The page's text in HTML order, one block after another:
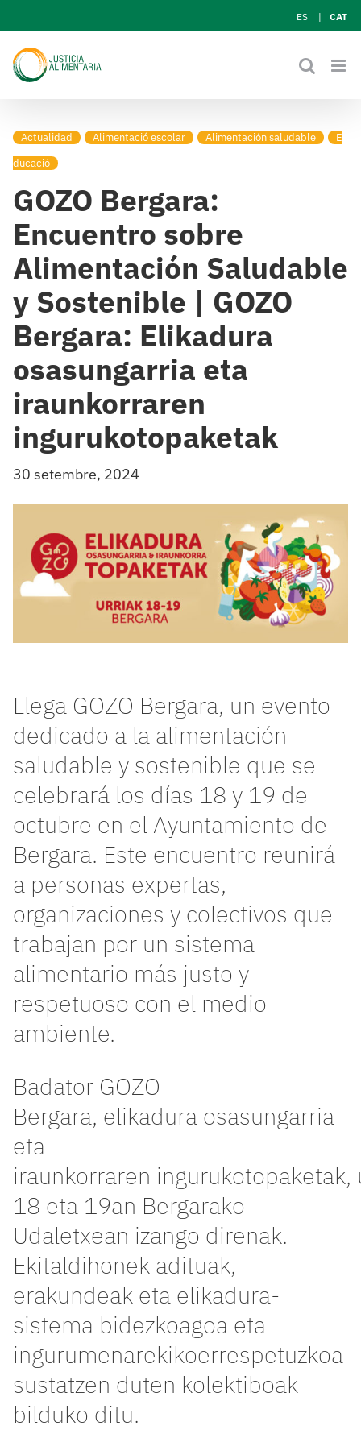
to
content
ES CAT
Actualidad Alimentació escolar Alimentación saludable
E
ducació
GOZO Bergara:
Encuentro sobre
Alimentación Saludable
y Sostenible | GOZO
Bergara: Elikadura
osasungarria eta
iraunkorraren
ingurukotopaketak
30 setembre, 2024
Llega GOZO Bergara, un evento
dedicado a la alimentación
saludable y sostenible que se
celebrará los días 18 y 19 de
octubre en el Ayuntamiento de
Bergara. Este encuentro reunirá
a personas expertas,
organizaciones y colectivos que
trabajan por un sistema
alimentario más justo y
respetuoso con el medio
ambiente.
BadatorGOZO
Bergara, elikadura osasungarria
eta
iraunkorraren ingurukotopaketak,
18 eta 19an Bergarako
Udaletxean izango direnak.
Ekitaldihonek adituak,
erakundeaketa elikadura-
sistema bidezkoagoaeta
ingurumenarekikoerrespetuzkoa
sustatzen duten kolektiboak
bilduko ditu.